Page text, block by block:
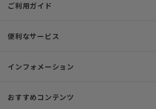
ご利用ガイド
便利なサービス
インフォメーション
おすすめコンテンツ